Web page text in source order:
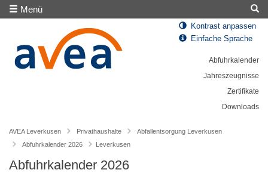
Menü
Kontrast anpassen
Einfache Sprache
Abfuhrkalender
Jahreszeugnisse
Zertifikate
Downloads
AVEA Leverkusen Privathaushalte
Abfallentsorgung Leverkusen
Abfuhrkalender 2026
Leverkusen
Abfuhrkalender 2026